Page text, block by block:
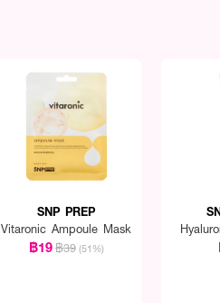
SNP PREP
Vitaronic Ampoule Mask
฿19฿39 (51%)